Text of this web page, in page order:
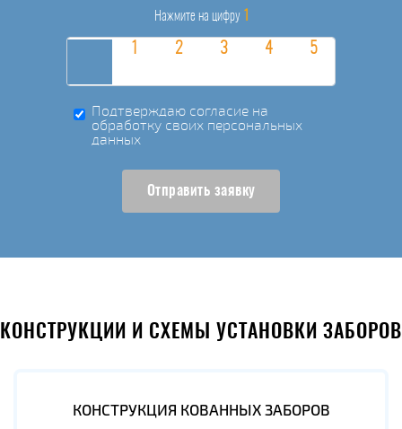
Нажмите на цифру 1
Подтверждаю согласие на
обработку своих персональных
данных
Отправить заявку
КОНСТРУКЦИИ И СХЕМЫ УСТАНОВКИ ЗАБОРОВ
КОНСТРУКЦИЯ КОВАННЫХ ЗАБОРОВ